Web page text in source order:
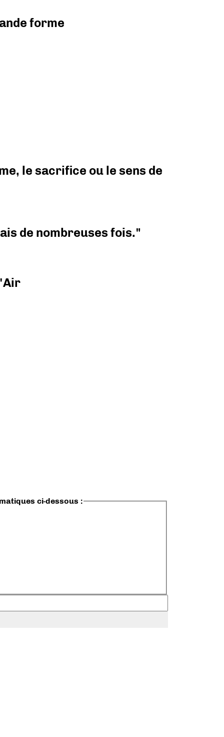
forme
le sacrifice ou le sens de
de nombreuses fois."
ci-dessous :